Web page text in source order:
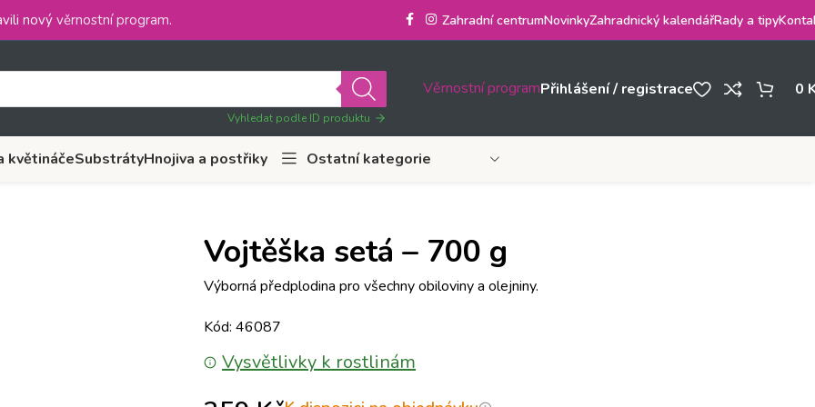
nový věrnostní program. Zahradní centrumNovinkyZahradnický kalendářRady a tipy
Vyhledat podle ID produktu
Věrnostní programPřihlášení / registrace 0
květináčeSubstrátyHnojiva a postřiky Ostatní kategorie
Vojtěška setá – 700 g
Výborná předplodina pro všechny obiloviny a olejniny.
Kód: 46087
Vysvětlivky k rostlinám